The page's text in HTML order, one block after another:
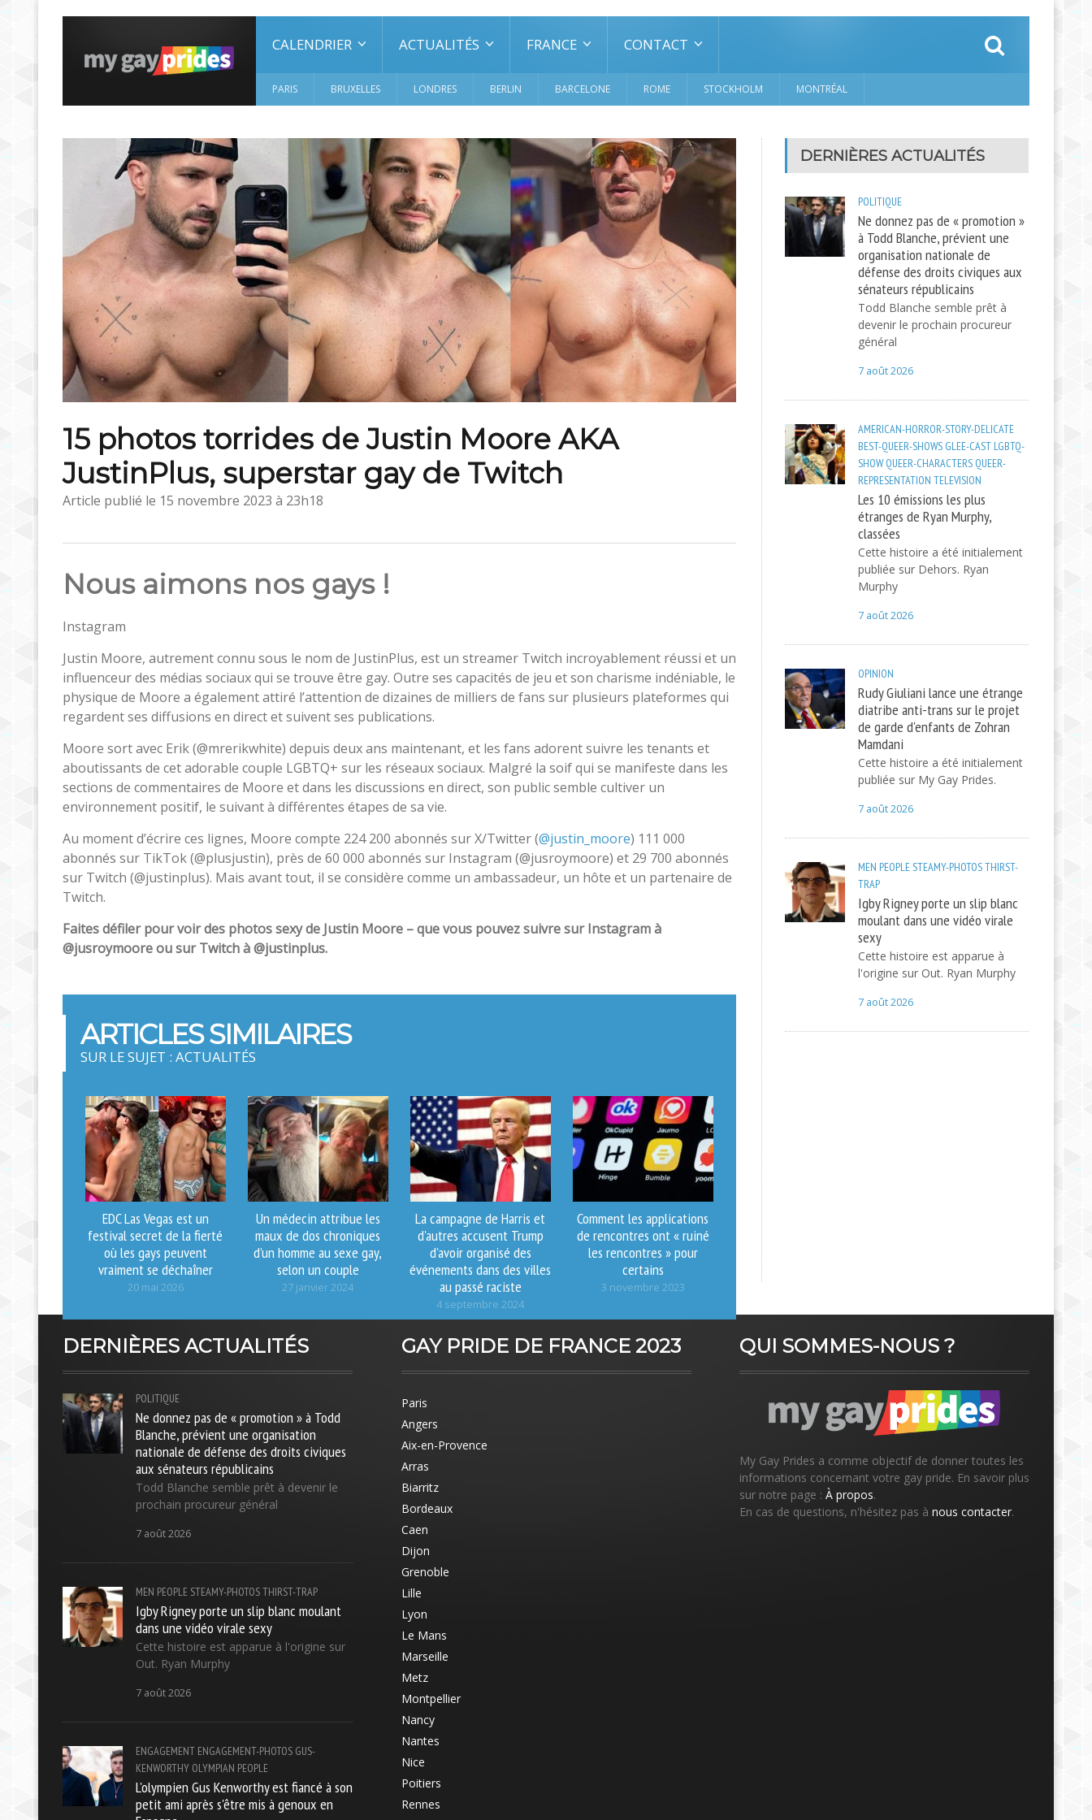
CALENDRIER ACTUALITÉS FRANCE CONTACT
PARIS BRUXELLES LONDRES BERLIN BARCELONE ROME STOCKHOLM MONTRÉAL
15 photos torrides de Justin Moore AKA
JustinPlus, superstar gay de Twitch
Article publié le 15 novembre 2023 à 23h18
Nous aimons nos gays !
Instagram
Justin Moore, autrement connu sous le nom de JustinPlus, est un streamer Twitch incroyablement réussi et un
influenceur des médias sociaux qui se trouve être gay. Outre ses capacités de jeu et son charisme indéniable, le
physique de Moore a également attiré l’attention de dizaines de milliers de fans sur plusieurs plateformes qui
regardent ses diffusions en direct et suivent ses publications.
Moore sort avec Erik (@mrerikwhite) depuis deux ans maintenant, et les fans adorent suivre les tenants et
aboutissants de cet adorable couple LGBTQ+ sur les réseaux sociaux. Malgré la soif qui se manifeste dans les
sections de commentaires de Moore et dans les discussions en direct, son public semble cultiver un
environnement positif, le suivant à différentes étapes de sa vie.
Au moment d’écrire ces lignes, Moore compte 224 200 abonnés sur X/Twitter (@justin_moore) 111 000
abonnés sur TikTok (@plusjustin), près de 60 000 abonnés sur Instagram (@jusroymoore) et 29 700 abonnés
sur Twitch (@justinplus). Mais avant tout, il se considère comme un ambassadeur, un hôte et un partenaire de
Twitch.
Faites défiler pour voir des photos sexy de Justin Moore – que vous pouvez suivre sur Instagram à
@jusroymoore ou sur Twitch à @justinplus.
ARTICLES SIMILAIRES
SUR LE SUJET : ACTUALITÉS
EDC Las Vegas est un
festival secret de la fierté
où les gays peuvent
vraiment se déchaîner
20 mai 2026
Un médecin attribue les
maux de dos chroniques
d’un homme au sexe gay,
selon un couple
27 janvier 2024
La campagne de Harris et
d'autres accusent Trump
d'avoir organisé des
événements dans des villes
au passé raciste
4 septembre 2024
Comment les applications
de rencontres ont « ruiné
les rencontres » pour
certains
3 novembre 2023
DERNIÈRES ACTUALITÉS
POLITIQUE
Ne donnez pas de « promotion »
à Todd Blanche, prévient une
organisation nationale de
défense des droits civiques aux
sénateurs républicains
Todd Blanche semble prêt à
devenir le prochain procureur
général
7 août 2026
AMERICAN-HORROR-STORY-DELICATE
BEST-QUEER-SHOWS GLEE-CAST LGBTQ-
SHOW QUEER-CHARACTERS QUEER-
REPRESENTATION TELEVISION
Les 10 émissions les plus
étranges de Ryan Murphy,
classées
Cette histoire a été initialement
publiée sur Dehors. Ryan
Murphy
7 août 2026
OPINION
Rudy Giuliani lance une étrange
diatribe anti-trans sur le projet
de garde d'enfants de Zohran
Mamdani
Cette histoire a été initialement
publiée sur My Gay Prides.
7 août 2026
MEN PEOPLESTEAMY-PHOTOSTHIRST-
TRAP
Igby Rigney porte un slip blanc
moulant dans une vidéo virale
sexy
Cette histoire est apparue à
l'origine sur Out. Ryan Murphy
7 août 2026
DERNIÈRES ACTUALITÉS
POLITIQUE
Ne donnez pas de « promotion » à Todd
Blanche, prévient une organisation
nationale de défense des droits civiques
aux sénateurs républicains
Todd Blanche semble prêt à devenir le
prochain procureur général
7 août 2026
MEN PEOPLE STEAMY-PHOTOSTHIRST-TRAP
Igby Rigney porte un slip blanc moulant
dans une vidéo virale sexy
Cette histoire est apparue à l'origine sur
Out. Ryan Murphy
7 août 2026
ENGAGEMENT ENGAGEMENT-PHOTOS GUS-
KENWORTHY OLYMPIAN PEOPLE
L'olympien Gus Kenworthy est fiancé à son
petit ami après s'être mis à genoux en
GAY PRIDE DE FRANCE 2023
Paris
Angers
Aix-en-Provence
Arras
Biarritz
Bordeaux
Caen
Dijon
Grenoble
Lille
Lyon
Le Mans
Marseille
Metz
Montpellier
Nancy
Nantes
Nice
Poitiers
Rennes
QUI SOMMES-NOUS ?
My Gay Prides a comme objectif de donner toutes les
informations concernant votre gay pride. En savoir plus
sur notre page : À propos.
En cas de questions, n'hésitez pas à nous contacter.